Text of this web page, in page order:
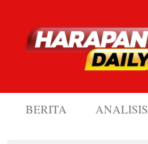
BERITA ANALISIS